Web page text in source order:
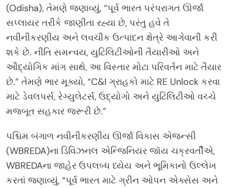
(Odisha), તેમણે જણાવ્યું, “પૂર્વ ભારત પરંપરાગત ઊર્જા
સપ્લાયર તરીકે જાણીતા રહ્યા છે, પરંતુ હવે તે
નવીનીકરણીય અને લવચીક ઉત્પાદન ક્ષેત્રે આગેવાની કરી
શકે છે. નીતિ સમન્વય, યુટિલિટીઓની તૈયારીઓ અને
ઔદ્યોગિક માંગ સાથે, આ વિસ્તાર મોટા પરિવર્તન માટે તૈયાર
છે.” તેમણે ભાર મૂક્યો, “C&I ગ્રાહકો માટે RE Unlock કરવા
માટે ડેવલપર્સ, રેગ્યુલેટર્સ, ઉદ્યોગો અને યુટિલિટીઓ વચ્ચે
મજબૂત સહકાર જરૂરી છે.”
પશ્ચિમ બંગાળ નવીનીકરણીય ઊર્જા વિકાસ એજન્સી
(WBREDA)ના ડિવિઝનલ એન્જિનિયર જૉય ચક્રવર્તીએ,
WBREDAના જાહેર ઉપલબ્ધ ધ્યેય અને ભૂમિકાનો ઉલ્લેખ
કરતાં જણાવ્યું, “પૂર્વ ભારત માટે ગ્રીન ઓપન એક્સેસ અને